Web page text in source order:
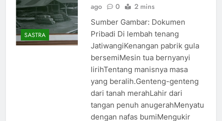
SASTRA
ago
0 2 mins
Sumber Gambar: Dokumen
Pribadi Di lembah tenang
JatiwangiKenangan pabrik gula
bersemiMesin tua bernyanyi
lirihTentang manisnya masa
yang beralih.Genteng-genteng
dari tanah merahLahir dari
tangan penuh anugerahMenyatu
dengan nafas bumiMengukir